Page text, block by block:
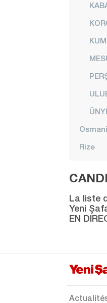
Rize
Samsun
Siirt
Şırnak
Sivas
La liste
Yeni
EN